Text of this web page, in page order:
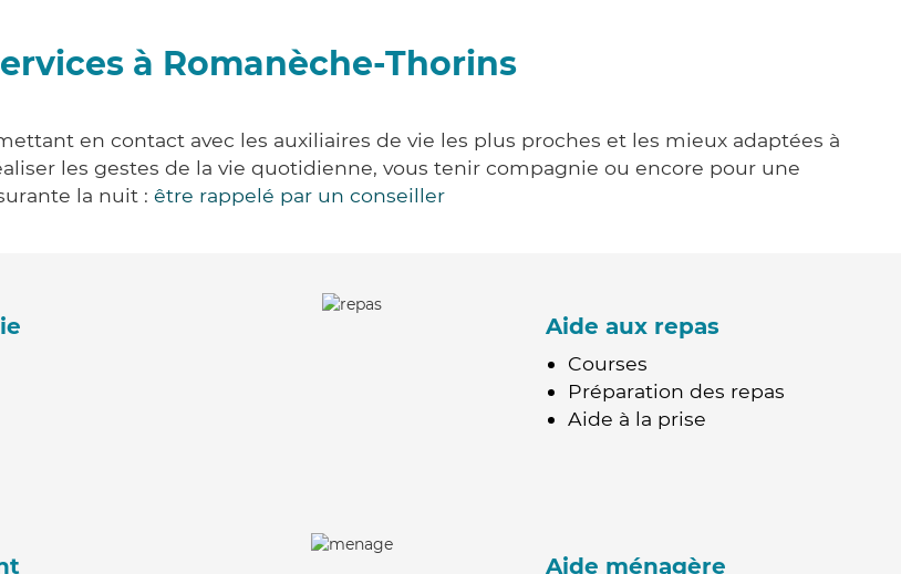
à Romanèche-Thorins
en contact avec les auxiliaires de vie les plus proches et les mieux adaptées à
les gestes de la vie quotidienne, vous tenir compagnie ou encore pour une
la nuit : être rappelé par un conseiller
Aide aux repas
Courses
Préparation des repas
Aide à la prise
Aide ménagère